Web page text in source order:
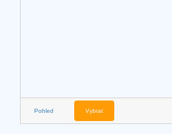
Pohled Vybrat